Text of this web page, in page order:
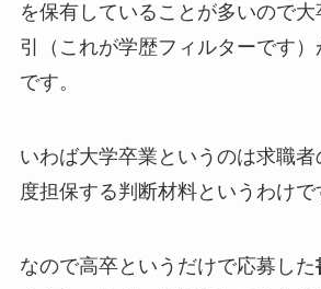
を保有していることが多いので
引（これが学歴フィルターです
です。
いわば大学卒業というのは求職
度担保する判断材料というわけで
なので高卒というだけで応募した